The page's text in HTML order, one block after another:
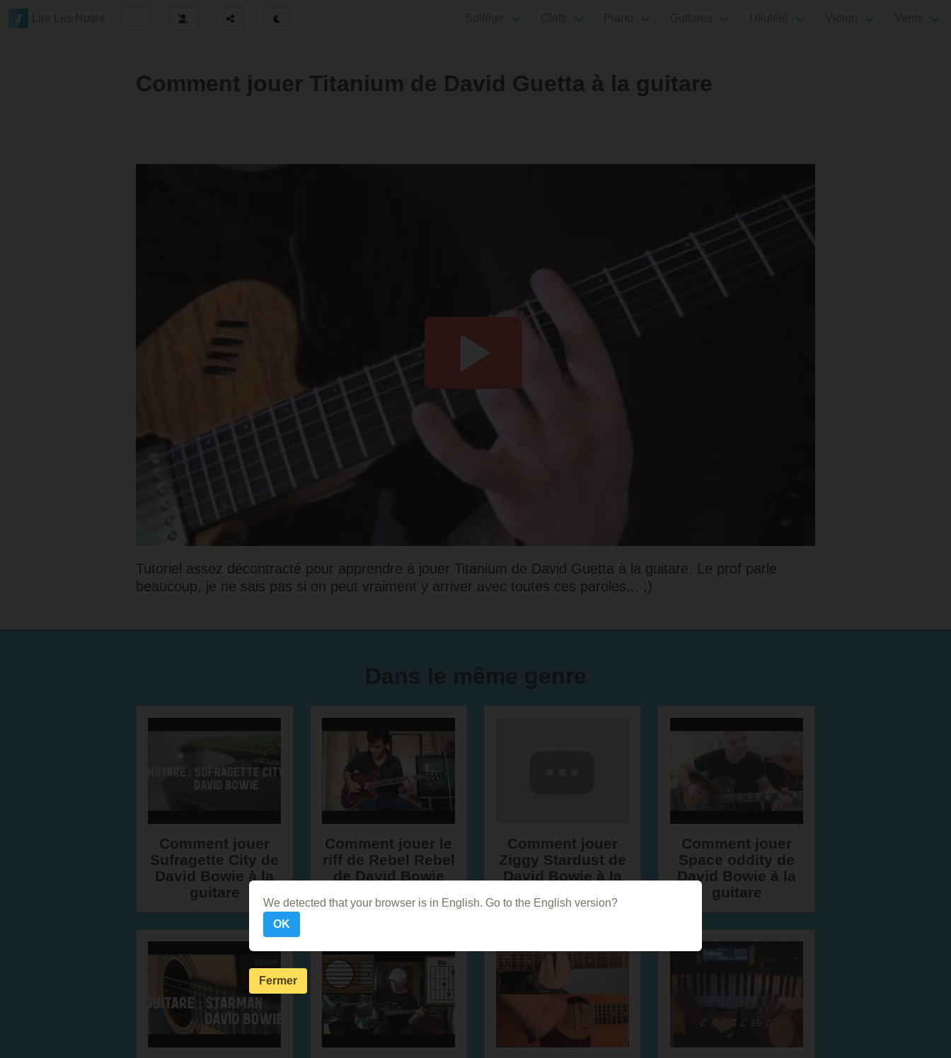
Comment jouer Titanium de David Guetta à la guitare
Tutoriel assez décontracté pour apprendre à jouer Titanium de David Guetta à la guitare. Le prof parle
beaucoup, je ne sais pas si on peut vraiment y arriver avec toutes ces paroles... ;)
Comment jouer
Sufragette City de
David Bowie à la
guitare
Comment jouer le
riff de Rebel Rebel
de David Bowie
Comment jouer
Ziggy Stardust de
David Bowie à la
Comment jouer
Space oddity de
David Bowie à la
guitare
We detected that your browser is in English. Go to the English version?
OK
Fermer